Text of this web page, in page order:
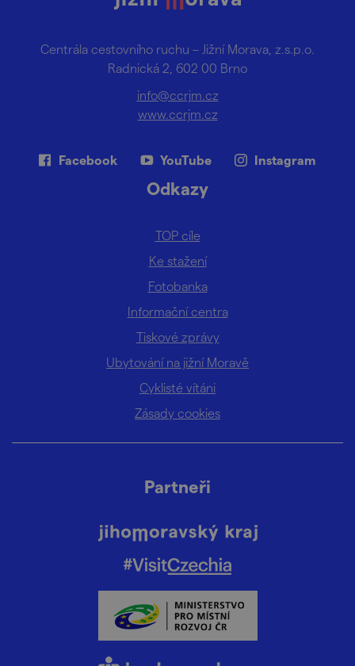
Centrála cestovního ruchu – Jižní Morava, z.s.p.o.
Radnická 2, 602 00 Brno
info@ccrjm.cz
www.ccrjm.cz
Facebook YouTube Instagram
Odkazy
TOP cíle
Ke stažení
Fotobanka
Informační centra
Tiskové zprávy
Ubytování na jižní Moravě
Cyklisté vítáni
Zásady cookies
Partneři